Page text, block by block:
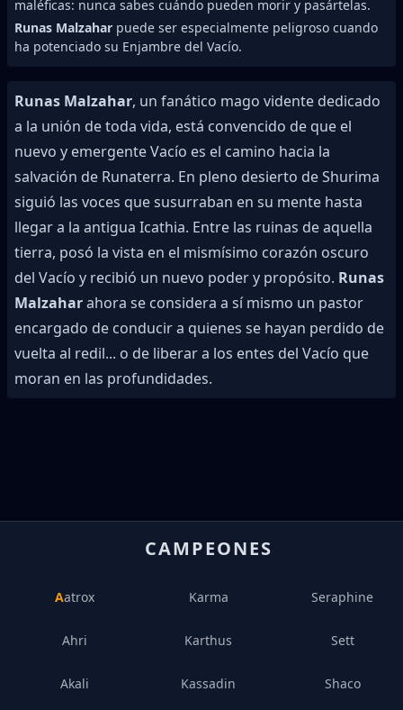
maléficas: nunca sabes cuándo pueden morir y pasártelas.
Runas Malzahar puede ser especialmente peligroso cuando
ha potenciado su Enjambre del Vacío.
Runas Malzahar, un fanático mago vidente dedicado
a la unión de toda vida, está convencido de que el
nuevo y emergente Vacío es el camino hacia la
salvación de Runaterra. En pleno desierto de Shurima
siguió las voces que susurraban en su mente hasta
llegar a la antigua Icathia. Entre las ruinas de aquella
tierra, posó la vista en el mismísimo corazón oscuro
del Vacío y recibió un nuevo poder y propósito. Runas
Malzaharahora se considera a sí mismo un pastor
encargado de conducir a quienes se hayan perdido de
vuelta al redil... o de liberar a los entes del Vacío que
moran en las profundidades.
CAMPEONES
Aatrox
Ahri
Akali
Karma
Karthus
Kassadin
Seraphine
Sett
Shaco